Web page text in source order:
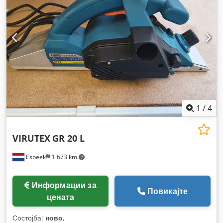
1 /4
Esbeek 1.673 km
VIRUTEX GR 20 L
цената
Повикајте
Состојба: ново,